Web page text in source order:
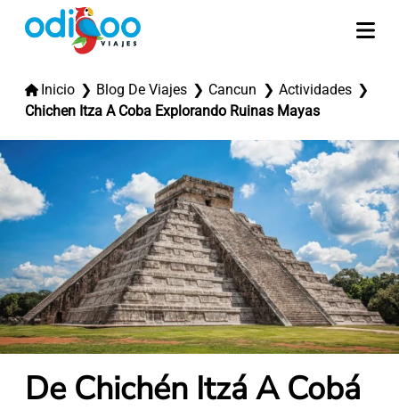
Inicio Blog De Viajes Cancun
Actividades
Chichen Itza A Coba Explorando Ruinas Mayas
De Chichén Itzá A Cobá